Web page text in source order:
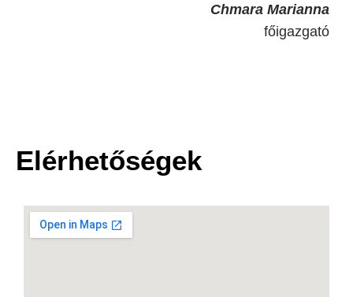
Chmara Marianna
főigazgató
Elérhetőségek